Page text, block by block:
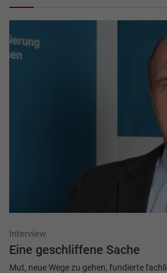
Interview
Eine geschliffene Sache
Mut, neue Wege zu gehen, fundierte